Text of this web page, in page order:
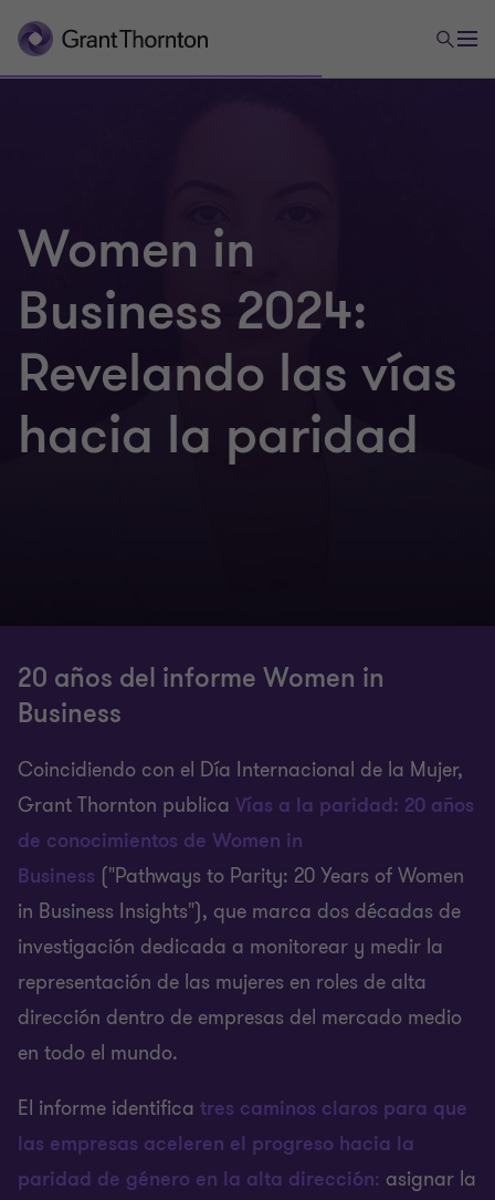
Women in
Business 2024:
Revelando las vías
hacia la paridad
20 años del informe Women in
Business
Coincidiendo con el Día Internacional de la Mujer,
Grant Thornton publica Vías a la paridad: 20 años
de conocimientos de Women in
Business ("Pathways to Parity: 20 Years of Women
in Business Insights"), que marca dos décadas de
investigación dedicada a monitorear y medir la
representación de las mujeres en roles de alta
dirección dentro de empresas del mercado medio
en todo el mundo.
El informe identifica tres caminos claros para que
las empresas aceleren el progreso hacia la
paridad de género en la alta dirección: asignar la